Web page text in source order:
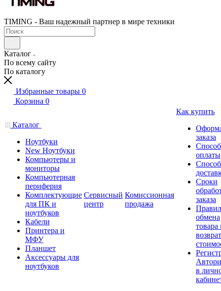
TIMING - Ваш надежный партнер в мире техники
Каталог
По всему сайту
По каталогу
Избранные товары 0
Корзина 0
Каталог
Ноутбуки
New Ноутбуки
Компьютеры и
мониторы
Компьютерная
периферия
Комплектующие
для ПК и
ноутбуков
Кабели
Принтера и
МФУ
Планшет
Аксессуары для
ноутбуков
Сервисный
центр
Комиссионная
продажа
Как купить
заказа
оплаты
Сроки
заказа
обмена
товара
в